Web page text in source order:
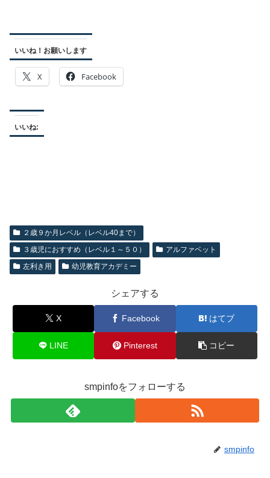
いいね！お願いします
X Facebook
いいね:
２歳９か月レベル（レベル40まで）
３歳児におすすめ（レベル１～５０）
アルファベット
左利き用
幼児教育アカデミー
シェアする
X Facebook はてブ
LINE Pinterest コピー
smpinfoをフォローする
smpinfo